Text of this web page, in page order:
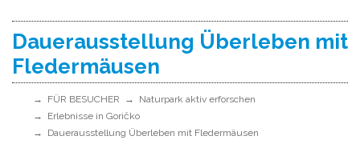
Dauerausstellung Überleben mit
Fledermäusen
FÜR BESUCHER
Naturpark aktiv erforschen
Erlebnisse in Goričko
Dauerausstellung Überleben mit Fledermäusen